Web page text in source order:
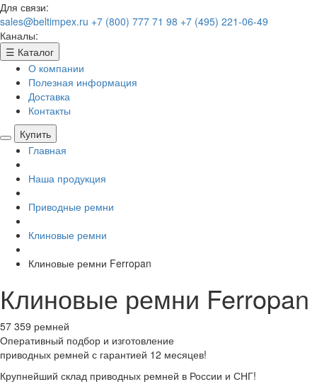
Для связи:
sales@beltimpex.ru +7 (800) 777 71 98 +7 (495) 221-06-49
Каналы:
☰ Каталог
О компании
Полезная информация
Доставка
Контакты
Купить
Главная
Наша продукция
Приводные ремни
Клиновые ремни
Клиновые ремни Ferropan
Клиновые ремни Ferropan
57 359 ремней
Оперативный подбор и изготовление
приводных ремней с гарантией 12 месяцев!
Крупнейший склад приводных ремней в России и СНГ!